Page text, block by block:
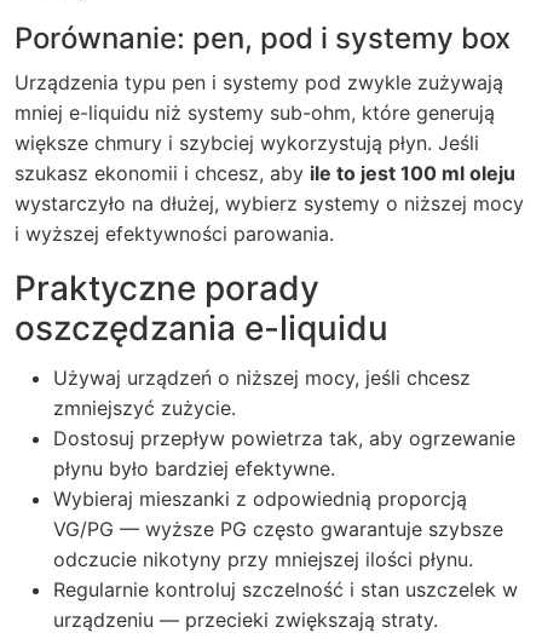
Porównanie: pen, pod i systemy box
Urządzenia typu pen i systemy pod zwykle zużywają
mniej e-liquidu niż systemy sub-ohm, które generują
większe chmury i szybciej wykorzystują płyn. Jeśli
szukasz ekonomii i chcesz, aby ile to jest 100 ml oleju
wystarczyło na dłużej, wybierz systemy o niższej mocy
i wyższej efektywności parowania.
Praktyczne porady
oszczędzania e-liquidu
Używaj urządzeń o niższej mocy, jeśli chcesz
zmniejszyć zużycie.
Dostosuj przepływ powietrza tak, aby ogrzewanie
płynu było bardziej efektywne.
Wybieraj mieszanki z odpowiednią proporcją
VG/PG — wyższe PG często gwarantuje szybsze
odczucie nikotyny przy mniejszej ilości płynu.
Regularnie kontroluj szczelność i stan uszczelek w
urządzeniu — przecieki zwiększają straty.